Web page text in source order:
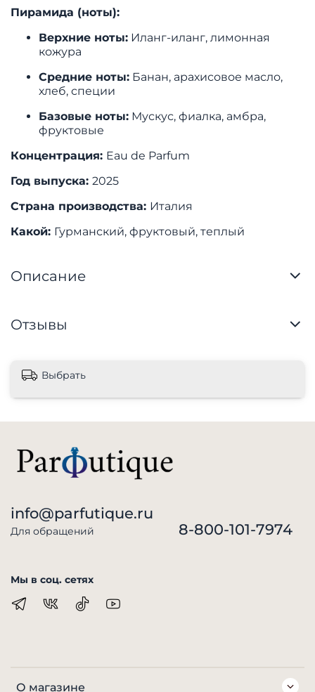
Пирамида (ноты):
Верхние ноты: Иланг-иланг, лимонная
кожура
Средние ноты: Банан, арахисовое масло,
хлеб, специи
Базовые ноты: Мускус, фиалка, амбра,
фруктовые
Концентрация: Eau de Parfum
Год выпуска: 2025
Страна производства: Италия
Какой: Гурманский, фруктовый, теплый
Описание
Отзывы
Выбрать
О магазине
info@parfutique.ru
Для обращений 8-800-101-7974
Мы в соц. сетях